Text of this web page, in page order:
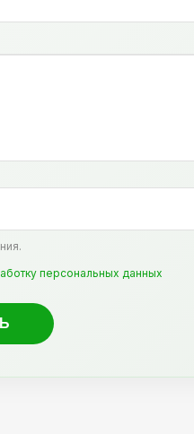
персональных данных